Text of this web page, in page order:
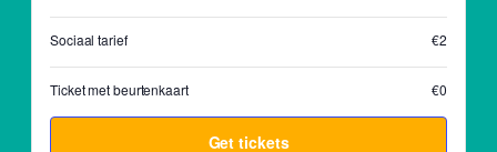
Sociaal tarief €2
Ticket met beurtenkaart €0
Get tickets